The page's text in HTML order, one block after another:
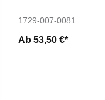
1729-007-0081
Ab 53,50 €*